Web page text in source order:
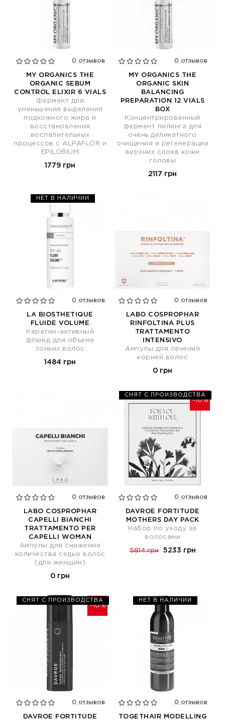
0 отзывов
MY ORGANICS THE
ORGANIC SEBUM
CONTROL ELIXIR 6 VIALS
Фермент для
уменьшения выделения
подкожного жира и
восстановления
воспалительных
процессов с ALPAFLOR и
EPILOBIUM
1779 грн
0 отзывов
MY ORGANICS THE
ORGANIC SKIN
BALANCING
PREPARATION 12 VIALS
BOX
Концентрированный
фермент пилинга для
очень деликатного
очищения и регенерации
верхних слоев кожи
головы
2117 грн
НЕТ В НАЛИЧИИ
0 отзывов
LA BIOSTHETIQUE
FLUIDE VOLUME
Кератин-активный
флюид для объема
тонких волос
1484 грн
0 отзывов
LABO COSPROPHAR
RINFOLTINA PLUS
TRATTAMENTO
INTENSIVO
Ампулы для лечения
корней волос
0 грн
0 отзывов
LABO COSPROPHAR
CAPELLI BIANCHI
TRATTAMENTO PER
CAPELLI WOMAN
Ампулы для снижения
количества седых волос
(для женщин)
0 грн
-10%
СНЯТ С ПРОИЗВОДСТВА
0 отзывов
DAVROE FORTITUDE
MOTHERS DAY PACK
Набор по уходу за
волосами
5814 грн 5233 грн
-10%
СНЯТ С ПРОИЗВОДСТВА
0 отзывов
DAVROE FORTITUDE
НЕТ В НАЛИЧИИ
0 отзывов
TOGETHAIR MODELLING